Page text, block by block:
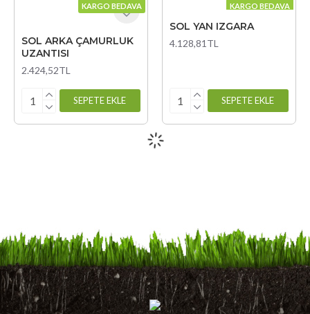
KARGO BEDAVA
SOL ARKA ÇAMURLUK
UZANTISI
2.424,52TL
SEPETE EKLE
KARGO BEDAVA
SOL YAN IZGARA
4.128,81TL
SEPETE EKLE